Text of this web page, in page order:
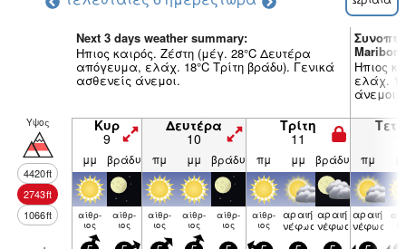
Next 3 days weather summary:
Ηπιος καιρός. Ζέστη (μέγ. 28°C Δευτέρα
απόγευμα, ελάχ. 18°C Τρίτη βράδυ). Γενικά
ασθενείς άνεμοι.
Ηπιος
ελάχ.
άνεμοι.
Υψος
4420ft
2743ft
1066ft
Κυρ
9
Δευτέρα
10
Τρίτη
11
μμ βράδυ πμ μμ βράδυ πμ μμ βράδυ πμ
αίθρ­
ιος
αίθρ­
ιος
αίθρ­
ιος
αίθρ­
ιος
αίθρ­
ιος
αίθρ­
ιος
αραιή
νέφωση
αραιή
νέφωση
αραιή
νέφωση